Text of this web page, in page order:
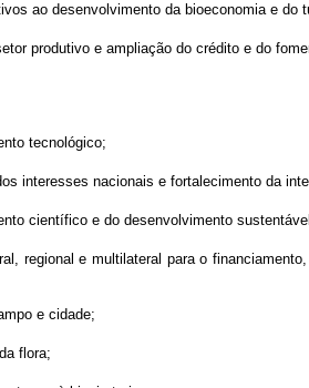
ao desenvolvimento da bioeconomia e do
produtivo e ampliação do crédito e do
tecnológico;
interesses nacionais e fortalecimento da
científico e do desenvolvimento
regional e multilateral para o
e cidade;
flora;